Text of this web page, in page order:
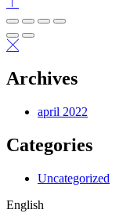
Archives
april 2022
Categories
Uncategorized
English